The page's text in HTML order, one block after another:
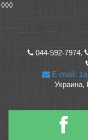
◊◊◊
044-592-7974,
E-mail:
Украина,